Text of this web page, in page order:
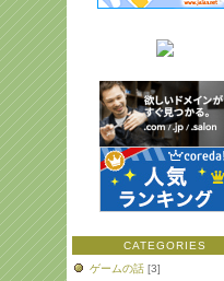
CATEGORIES
ゲームの話 [3]